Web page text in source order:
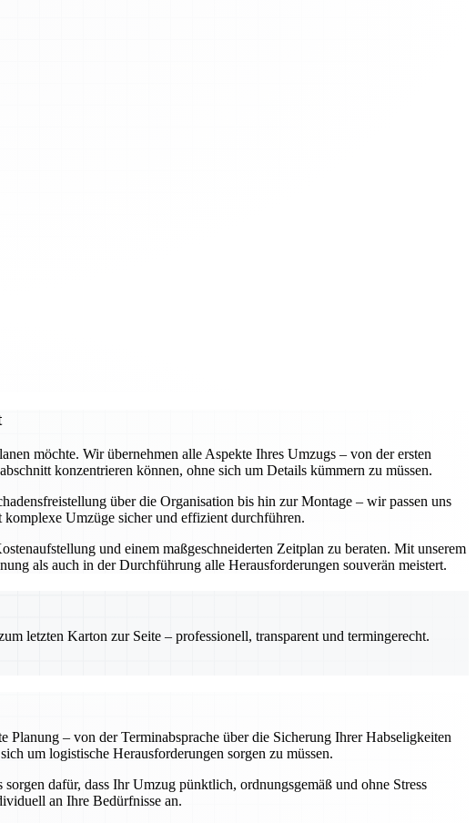
möchte. Wir übernehmen alle Aspekte Ihres Umzugs – von der ersten
konzentrieren können, ohne sich um Details kümmern zu müssen.
über die Organisation bis hin zur Montage – wir passen uns
Umzüge sicher und effizient durchführen.
und einem maßgeschneiderten Zeitplan zu beraten. Mit unserem
als auch in der Durchführung alle Herausforderungen souverän meistert.
letzten Karton zur Seite – professionell, transparent und termingerecht.
– von der Terminabsprache über die Sicherung Ihrer Habseligkeiten
um logistische Herausforderungen sorgen zu müssen.
dafür, dass Ihr Umzug pünktlich, ordnungsgemäß und ohne Stress
an Ihre Bedürfnisse an.